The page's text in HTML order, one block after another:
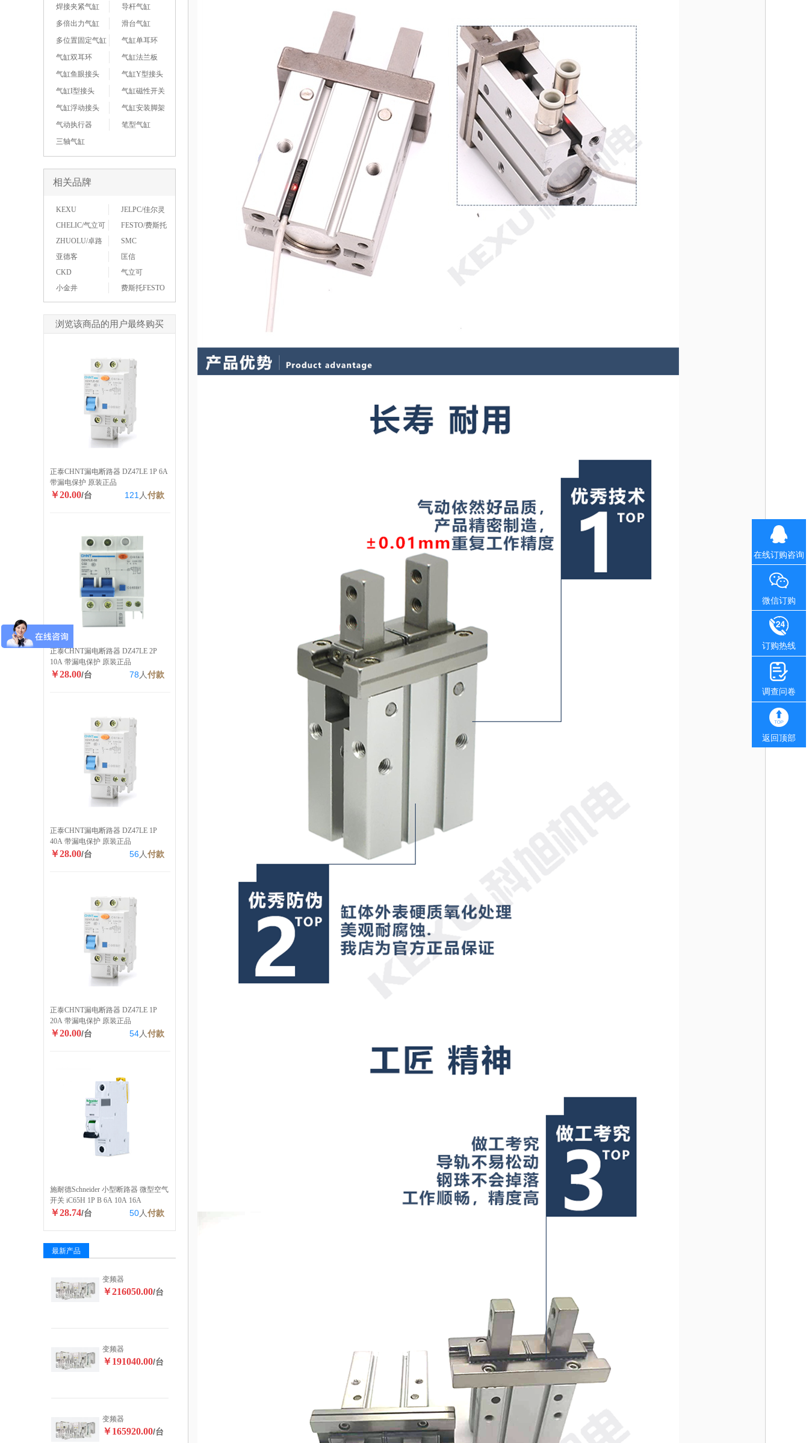
焊接夹紧气缸
导杆气缸
多倍出力气缸
滑台气缸
多位置固定气缸
气缸单耳环
气缸双耳环
气缸法兰板
气缸鱼眼接头
气缸Y型接头
气缸I型接头
气缸磁性开关
气缸浮动接头
气缸安装脚架
气动执行器
笔型气缸
三轴气缸
相关品牌
KEXU
JELPC/佳尔灵
CHELIC/气立可
FESTO/费斯托
ZHUOLU/卓路
SMC
亚德客
匡信
CKD
气立可
小金井
费斯托FESTO
浏览该商品的用户最终购买
正泰CHNT漏电断路器 DZ47LE 1P 6A
带漏电保护 原装正品
￥20.00/台 121 人付款
正泰CHNT漏电断路器 DZ47LE 2P
10A 带漏电保护 原装正品
￥28.00/台 78 人付款
正泰CHNT漏电断路器 DZ47LE 1P
40A 带漏电保护 原装正品
￥28.00/台 56人付款
正泰CHNT漏电断路器 DZ47LE 1P
20A 带漏电保护 原装正品
￥20.00/台 54人付款
施耐德Schneider 小型断路器 微型空气
开关 iC65H 1P B 6A 10A 16A
￥28.74/台 50人付款
最新产品
变频器
￥216050.00/台
变频器
￥191040.00/台
变频器
￥165920.00/台
在线订购咨询
微信订购
订购热线
调查问卷
返回顶部